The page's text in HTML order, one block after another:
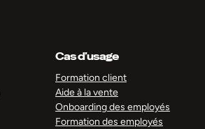
Cas d’usage
Formation client
Aide à la vente
Onboarding des employés
Formation des employés